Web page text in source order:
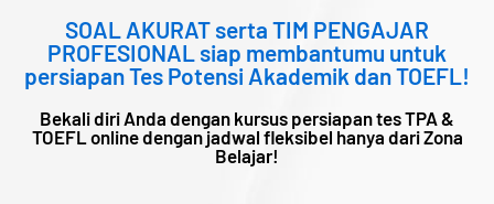
SOAL AKURAT serta TIM PENGAJAR
PROFESIONAL siap membantumu untuk
persiapan Tes Potensi Akademik dan TOEFL!
Bekali diri Anda dengan kursus persiapan tes TPA &
TOEFL online dengan jadwal fleksibel hanya dari Zona
Belajar!